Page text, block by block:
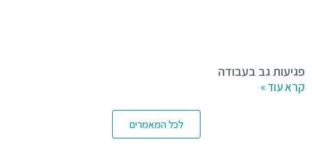
פגיעות גב בעבודה
קרא עוד »
לכל המאמרים